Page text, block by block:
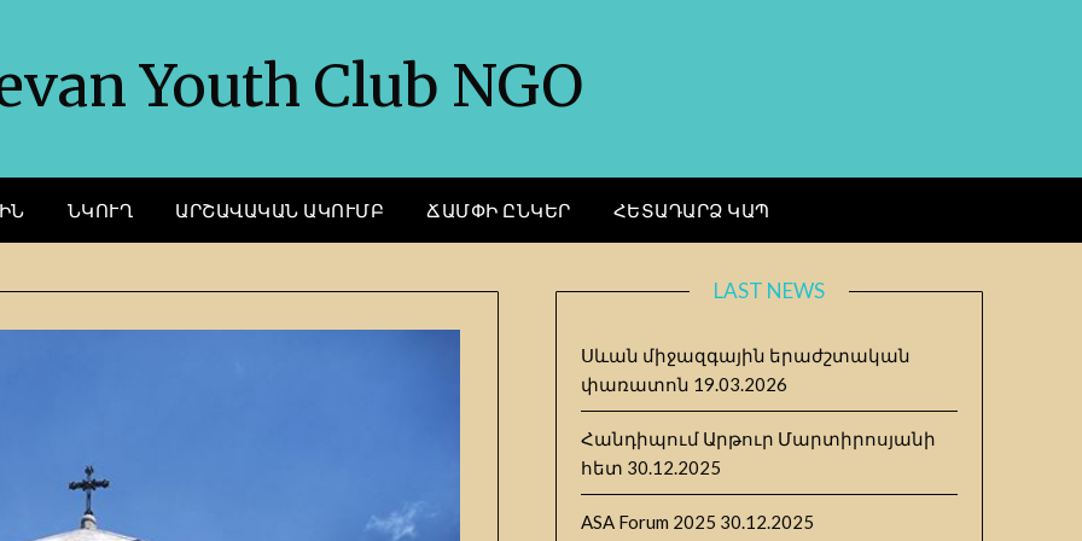
Youth Club NGO
ՆԿՈՒՂ ԱՐՇԱՎԱԿԱՆ ԱԿՈՒՄԲ ՃԱՄՓԻ ԸՆԿԵՐ ՀԵՏԱԴԱՐՁ ԿԱՊ
LAST NEWS
Սևան միջազգային երաժշտական
փառատոն 19.03.2026
Հանդիպում Արթուր Մարտիրոսյանի
հետ 30.12.2025
ASA Forum 2025 30.12.2025